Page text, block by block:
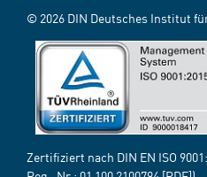
© 2026 DIN Deutsches Institut
Zertifiziert nach DIN EN ISO